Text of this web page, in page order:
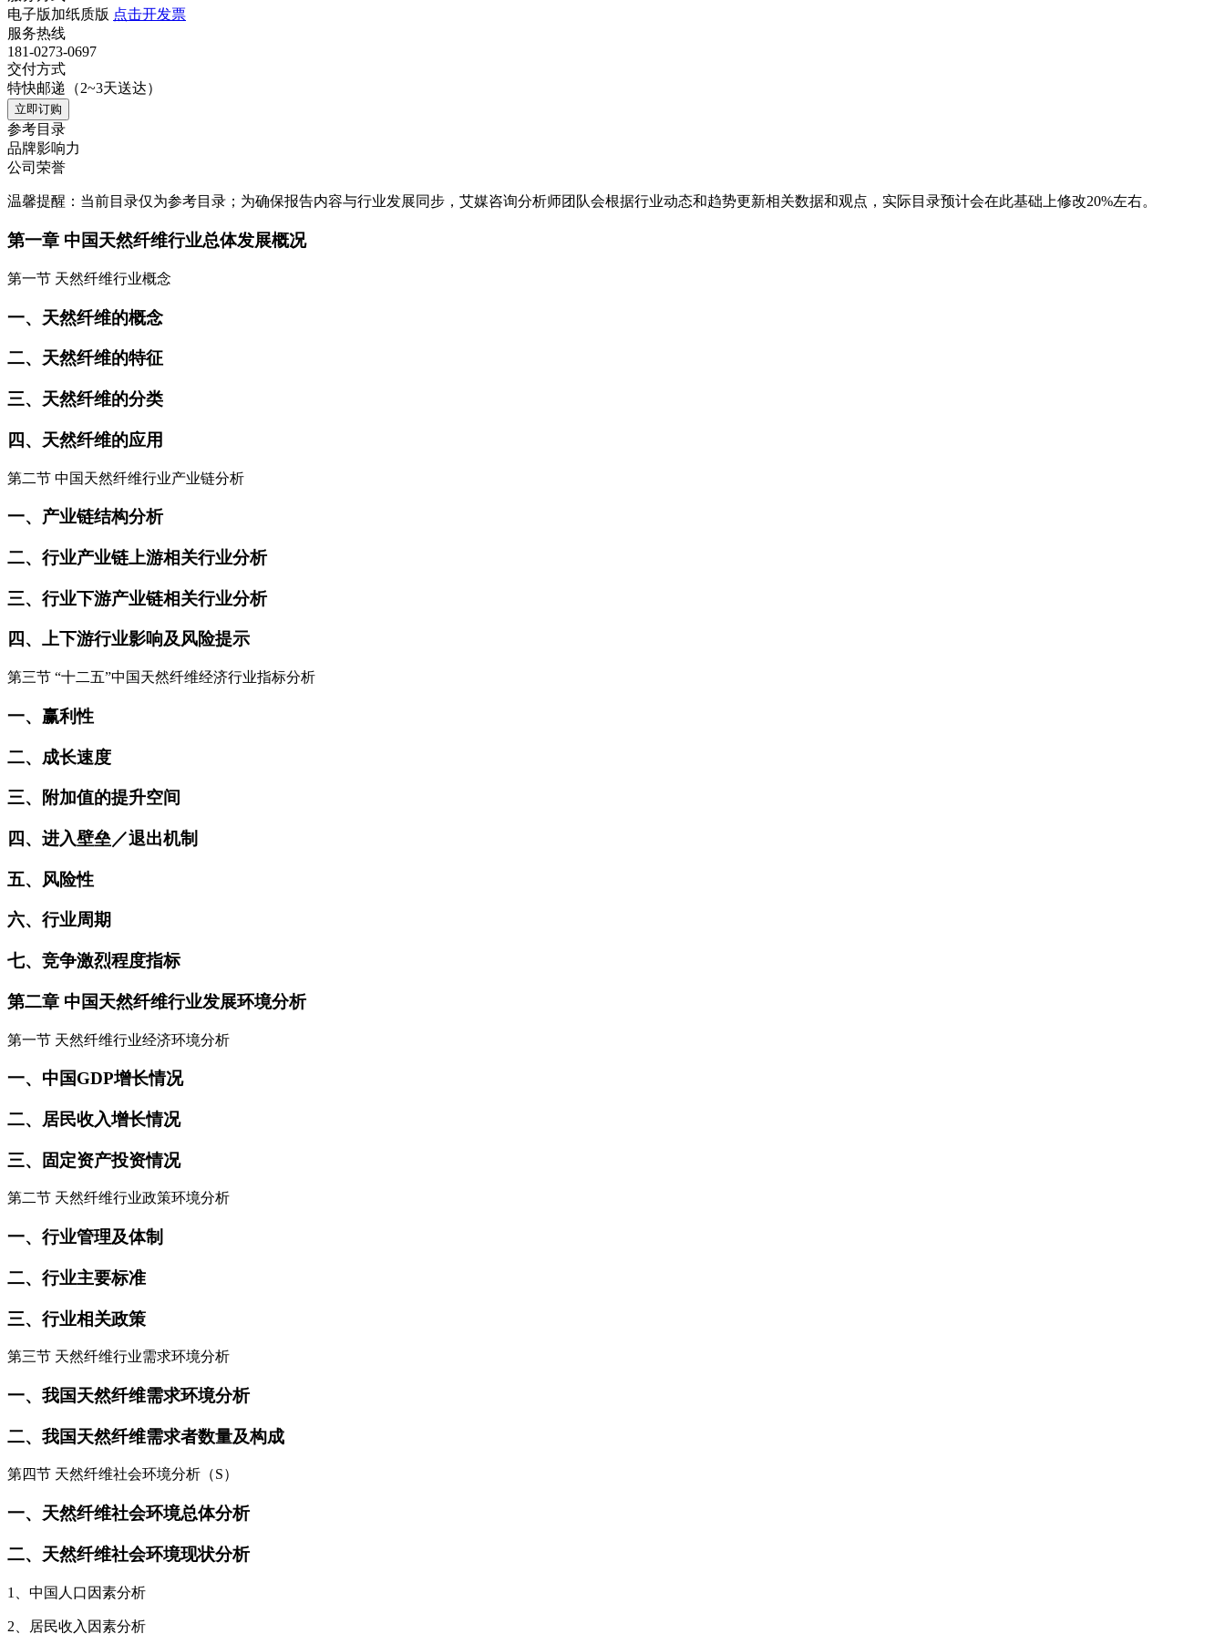
电子版加纸质版 点击开发票
服务热线
181-0273-0697
交付方式
特快邮递（2~3天送达）
立即订购
参考目录
品牌影响力
公司荣誉
温馨提醒：当前目录仅为参考目录；为确保报告内容与行业发展同步，艾媒咨询分析师团队会根据行业动态和趋势更新相关数据和观点，实际目录预计会在此基础上修改20%左右。
第一章 中国天然纤维行业总体发展概况
第一节 天然纤维行业概念
一、天然纤维的概念
二、天然纤维的特征
三、天然纤维的分类
四、天然纤维的应用
第二节 中国天然纤维行业产业链分析
一、产业链结构分析
二、行业产业链上游相关行业分析
三、行业下游产业链相关行业分析
四、上下游行业影响及风险提示
第三节 “十二五”中国天然纤维经济行业指标分析
一、赢利性
二、成长速度
三、附加值的提升空间
四、进入壁垒／退出机制
五、风险性
六、行业周期
七、竞争激烈程度指标
第二章 中国天然纤维行业发展环境分析
第一节 天然纤维行业经济环境分析
一、中国GDP增长情况
二、居民收入增长情况
三、固定资产投资情况
第二节 天然纤维行业政策环境分析
一、行业管理及体制
二、行业主要标准
三、行业相关政策
第三节 天然纤维行业需求环境分析
一、我国天然纤维需求环境分析
二、我国天然纤维需求者数量及构成
第四节 天然纤维社会环境分析（S）
一、天然纤维社会环境总体分析
二、天然纤维社会环境现状分析
1、中国人口因素分析
2、居民收入因素分析